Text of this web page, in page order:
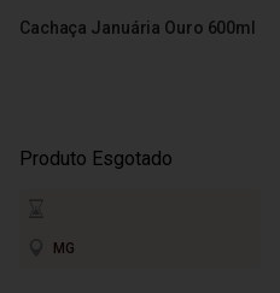
Cachaça Januária Ouro 600ml
Produto Esgotado
MG